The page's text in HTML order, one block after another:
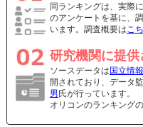
同ランキングは、実際
のアンケートを基に、
います。調査概要はこ
研究機関に提
ソースデータは 国立情
開されており、データ
男 氏が行っています。
オリコンのランキング